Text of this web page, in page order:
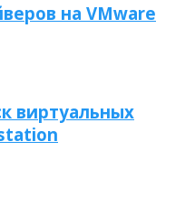
на VMware
виртуальных